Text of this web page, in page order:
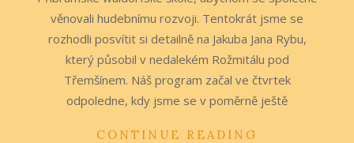
věnovali hudebnímu rozvoji. Tentokrát jsme se
rozhodli posvítit si detailně na Jakuba Jana Rybu,
který působil v nedalekém Rožmitálu pod
Třemšínem. Náš program začal ve čtvrtek
odpoledne, kdy jsme se v poměrně ještě
CONTINUE READING